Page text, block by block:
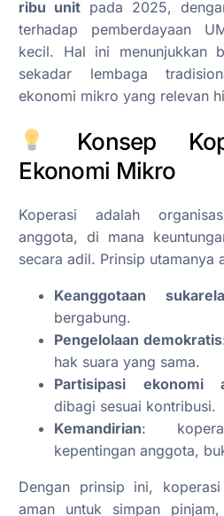
ribu unit pada 2025,
terhadap pemberdayaan
kecil. Hal ini menunjukkan
sekadar lembaga
ekonomi mikro yang relevan
Konsep
Ekonomi Mikro
Koperasi adalah
anggota, di mana
secara adil. Prinsip utamanya
Keanggotaan sukarela
bergabung.
Pengelolaan demokratis
hak suara yang sama.
Partisipasi ekonomi
dibagi sesuai kontribusi.
Kemandirian:
kepentingan anggota,
Dengan prinsip ini,
aman untuk simpan